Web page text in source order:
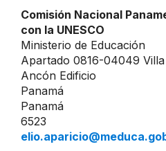
Comisión Nacional
con la UNESCO
Ministerio de Educación
Apartado 0816-04049
Ancón Edificio
Panamá
Panamá
6523